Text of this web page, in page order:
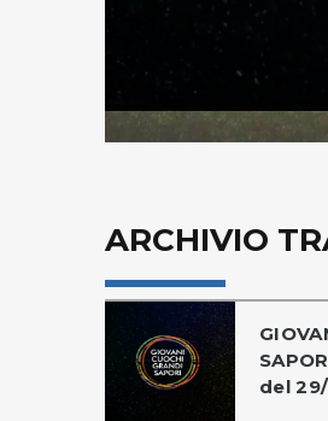
ARCHIVIO
del